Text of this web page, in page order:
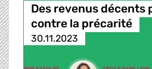
Des revenus décents
contre la précarité
30.11.2023